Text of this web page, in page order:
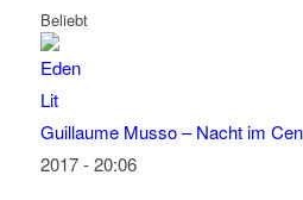
Beliebt
Guillaume Musso – Nacht im
2017 - 20:06